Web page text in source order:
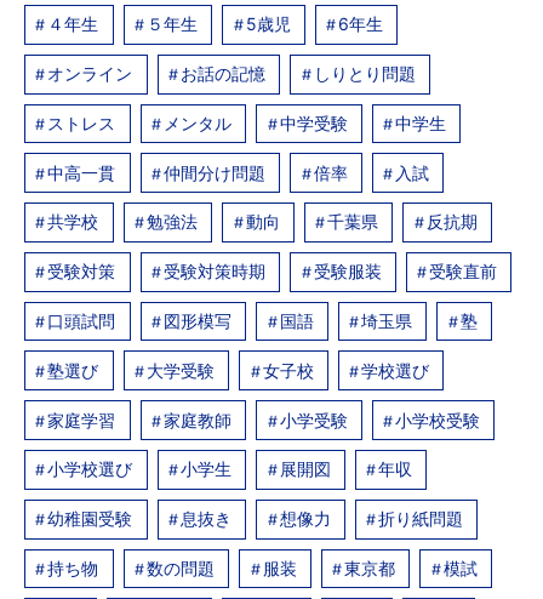
４年生 ５年生 5歳児 6年生
オンライン お話の記憶 しりとり問題
ストレス メンタル 中学受験 中学生
中高一貫 仲間分け問題 倍率 入試
共学校 勉強法 動向 千葉県 反抗期
受験対策 受験対策時期 受験服装 受験直前
口頭試問 図形模写 国語 埼玉県 塾
塾選び 大学受験 女子校 学校選び
家庭学習 家庭教師 小学受験 小学校受験
小学校選び 小学生 展開図 年収
幼稚園受験 息抜き 想像力 折り紙問題
持ち物 数の問題 服装 東京都 模試